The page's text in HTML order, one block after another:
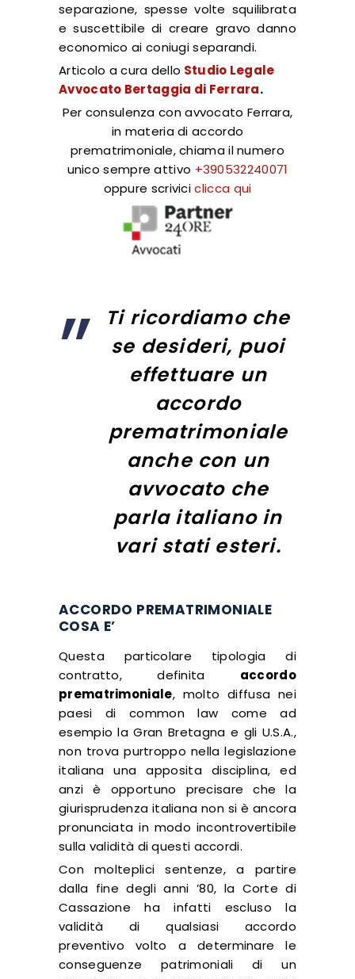
separazione, spesse volte squilibrata
e suscettibile di creare gravo danno
economico ai coniugi separandi.
Articolo a cura dello Studio Legale
Avvocato Bertaggia di Ferrara.
Per consulenza con avvocato Ferrara,
in materia di accordo
prematrimoniale, chiama il numero
unico sempre attivo +390532240071
oppure scriviciclicca qui
Ti ricordiamo che
se desideri, puoi
effettuare un
accordo
prematrimoniale
anche con un
avvocato che
parla italiano in
vari stati esteri.
ACCORDO PREMATRIMONIALE
COSA E’
Questa particolare tipologia di
contratto, definita accordo
prematrimoniale, molto diffusa nei
paesi di common law come ad
esempio la Gran Bretagna e gli U.S.A.,
non trova purtroppo nella legislazione
italiana una apposita disciplina, ed
anzi è opportuno precisare che la
giurisprudenza italiana non si è ancora
pronunciata in modo incontrovertibile
sulla validità di questi accordi.
Con molteplici sentenze, a partire
dalla fine degli anni ’80, la Corte di
Cassazione ha infatti escluso la
validità di qualsiasi accordo
preventivo volto a determinare le
conseguenze patrimoniali di un